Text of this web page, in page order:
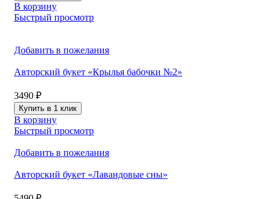
В корзину
Быстрый просмотр
Добавить в пожелания
Авторский букет «Крылья бабочки №2»
3490 ₽
Купить в 1 клик
В корзину
Быстрый просмотр
Добавить в пожелания
Авторский букет «Лавандовые сны»